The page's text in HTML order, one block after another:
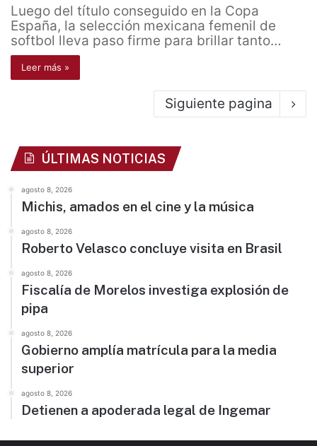
Luego del título conseguido en la Copa
España, la selección mexicana femenil de
softbol lleva paso firme para brillar tanto…
Leer más »
Siguiente pagina
ÚLTIMAS NOTICIAS
agosto 8, 2026
Michis, amados en el cine y la música
agosto 8, 2026
Roberto Velasco concluye visita en Brasil
agosto 8, 2026
Fiscalía de Morelos investiga explosión de
pipa
agosto 8, 2026
Gobierno amplía matrícula para la media
superior
agosto 8, 2026
Detienen a apoderada legal de Ingemar